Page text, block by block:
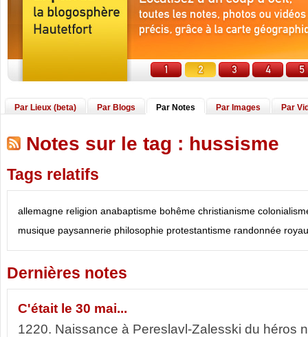
Par Lieux (beta) Par Blogs Par Notes Par Images Par
Notes sur le tag : hussisme
Tags relatifs
allemagne religion anabaptisme bohême christianisme
musique paysannerie philosophie protestantisme randonnée
Dernières notes
C'était le 30 mai...
1220. Naissance à Pereslavl-Zalesski du héros